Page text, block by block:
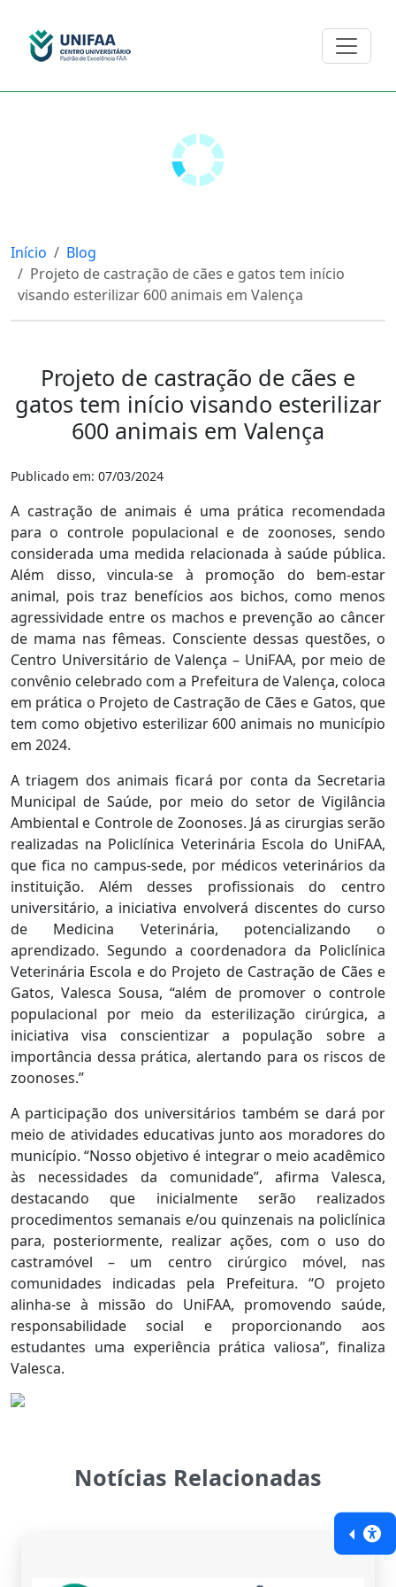
Início
Blog
Projeto de castração de cães e gatos tem início
visando esterilizar 600 animais em Valença
Projeto de castração de cães e
gatos tem início visando esterilizar
600 animais em Valença
Publicado em: 07/03/2024
A castração de animais é uma prática recomendada
para o controle populacional e de zoonoses, sendo
considerada uma medida relacionada à saúde pública.
Além disso, vincula-se à promoção do bem-estar
animal, pois traz benefícios aos bichos, como menos
agressividade entre os machos e prevenção ao câncer
de mama nas fêmeas. Consciente dessas questões, o
Centro Universitário de Valença – UniFAA, por meio de
convênio celebrado com a Prefeitura de Valença, coloca
em prática o Projeto de Castração de Cães e Gatos, que
tem como objetivo esterilizar 600 animais no município
em 2024.
A triagem dos animais ficará por conta da Secretaria
Municipal de Saúde, por meio do setor de Vigilância
Ambiental e Controle de Zoonoses. Já as cirurgias serão
realizadas na Policlínica Veterinária Escola do UniFAA,
que fica no campus-sede, por médicos veterinários da
instituição. Além desses profissionais do centro
universitário, a iniciativa envolverá discentes do curso
de Medicina Veterinária, potencializando o
aprendizado. Segundo a coordenadora da Policlínica
Veterinária Escola e do Projeto de Castração de Cães e
Gatos, Valesca Sousa, “além de promover o controle
populacional por meio da esterilização cirúrgica, a
iniciativa visa conscientizar a população sobre a
importância dessa prática, alertando para os riscos de
zoonoses.”
A participação dos universitários também se dará por
meio de atividades educativas junto aos moradores do
município. “Nosso objetivo é integrar o meio acadêmico
às necessidades da comunidade”, afirma Valesca,
destacando que inicialmente serão realizados
procedimentos semanais e/ou quinzenais na policlínica
para, posteriormente, realizar ações, com o uso do
castramóvel – um centro cirúrgico móvel, nas
comunidades indicadas pela Prefeitura. “O projeto
alinha-se à missão do UniFAA, promovendo saúde,
responsabilidade social e proporcionando aos
estudantes uma experiência prática valiosa”, finaliza
Valesca.
Notícias Relacionadas